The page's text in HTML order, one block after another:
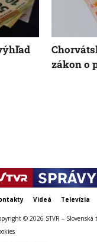
zákon o
Videá Televízia
© 2026 STVR – Slovenská